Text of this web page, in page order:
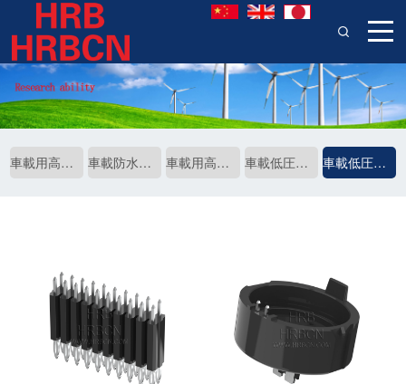
車載用高周波コネクタ 車載防水コネクタ 車載用高圧コネクタ 車載低圧コネクタ 車載低圧コネクタ